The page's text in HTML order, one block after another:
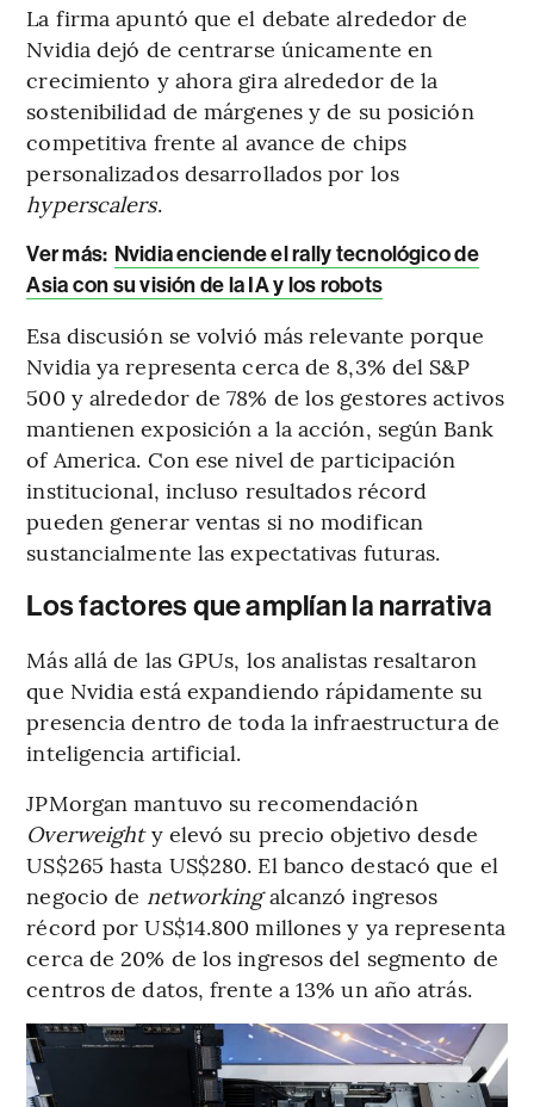
La firma apuntó que el debate alrededor de
Nvidia dejó de centrarse únicamente en
crecimiento y ahora gira alrededor de la
sostenibilidad de márgenes y de su posición
competitiva frente al avance de chips
personalizados desarrollados por los
hyperscalers.
Ver más: Nvidia enciende el rally tecnológico de
Asia con su visión de la IA y los robots
Esa discusión se volvió más relevante porque
Nvidia ya representa cerca de 8,3% del S&P
500 y alrededor de 78% de los gestores activos
mantienen exposición a la acción, según Bank
of America. Con ese nivel de participación
institucional, incluso resultados récord
pueden generar ventas si no modifican
sustancialmente las expectativas futuras.
Los factores que amplían la narrativa
Más allá de las GPUs, los analistas resaltaron
que Nvidia está expandiendo rápidamente su
presencia dentro de toda la infraestructura de
inteligencia artificial.
JPMorgan mantuvo su recomendación
Overweighty elevó su precio objetivo desde
US$265 hasta US$280. El banco destacó que el
negocio de networkingalcanzó ingresos
récord por US$14.800 millones y ya representa
cerca de 20% de los ingresos del segmento de
centros de datos, frente a 13% un año atrás.